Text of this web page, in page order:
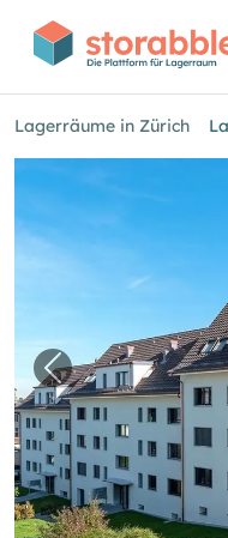
Lagerräume in Zürich
Vorheriges Bild